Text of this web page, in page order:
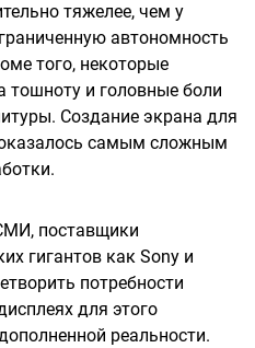
тяжелее, чем у
автономность
того, некоторые
тошноту и головные боли
Создание экрана для
самым сложным
поставщики
гигантов как Sony и
потребности
для этого
реальности.